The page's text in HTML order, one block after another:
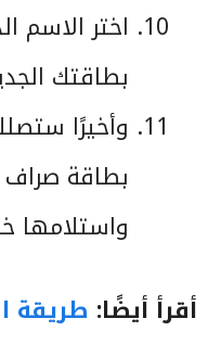
اختر الاسم
بطاقتك
وأخيرًا
بطاقة
واستلامها
أقرأ أيضًا: طريقة